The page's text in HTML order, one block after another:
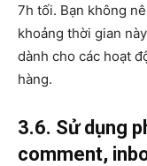
7h tối. Bạn không
khoảng thời gian
dành cho các hoạt
hàng.
3.6. Sử dụng
comment,